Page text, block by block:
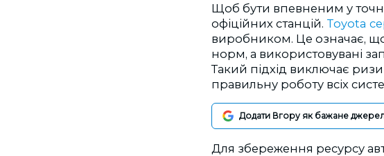
Щоб бути впевненим у
офіційних станцій. Toyota
виробником. Це означає,
норм, а використовувані
Такий підхід виключає
правильну роботу всіх
Додати Вгору як бажане
Для збереження ресурсу